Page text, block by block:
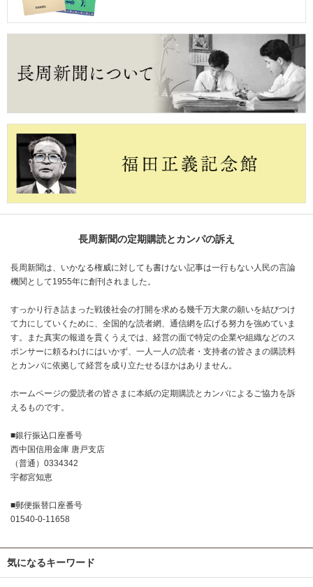
長周新聞の定期購読とカンパの訴え
長周新聞は、いかなる権威に対しても書けない記事は一行もない人民の言論
機関として1955年に創刊されました。
すっかり行き詰まった戦後社会の打開を求める幾千万大衆の願いを結びつけ
て力にしていくために、全国的な読者網、通信網を広げる努力を強めていま
す。また真実の報道を貫くうえでは、経営の面で特定の企業や組織などのス
ポンサーに頼るわけにはいかず、一人一人の読者・支持者の皆さまの購読料
とカンパに依拠して経営を成り立たせるほかはありません。
ホームページの愛読者の皆さまに本紙の定期購読とカンパによるご協力を訴
えるものです。
■銀行振込口座番号
西中国信用金庫 唐戸支店
（普通）0334342
宇都宮知恵
■郵便振替口座番号
01540-0-11658
気になるキーワード